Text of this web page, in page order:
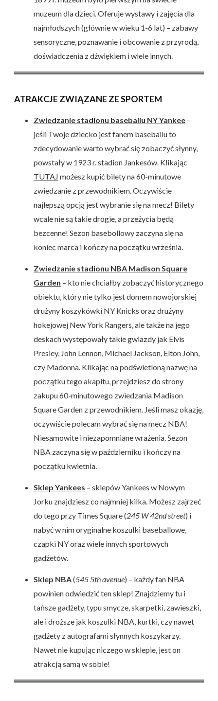
muzeum dla dzieci. Oferuje wystawy i zajęcia dla
najmłodszych (głównie w wieku 1-6 lat) – zabawy
sensoryczne, poznawanie i obcowanie z przyrodą,
doświadczenia z dźwiękiem i wiele innych.
Brooklyn Botanic Garden Muzeum Historii Naturalnej
ATRAKCJE ZWIĄZANE ZE SPORTEM
Zwiedzanie stadionu baseballu NY Yankee –
jeśli Twoje dziecko jest fanem baseballu to
zdecydowanie warto wybrać się zobaczyć słynny,
powstały w 1923 r. stadion Jankesów. Klikając
TUTAJ możesz kupić bilety na 60-minutowe
zwiedzanie z przewodnikiem. Oczywiście
najlepszą opcją jest wybranie się na mecz! Bilety
wcale nie są takie drogie, a przeżycia będą
bezcenne! Sezon basebollowy zaczyna się na
koniec marca i kończy na początku września.
Zwiedzanie stadionu NBA Madison Square
Garden – kto nie chciałby zobaczyć historycznego
obiektu, który nie tylko jest domem nowojorskiej
drużyny koszykówki NY Knicks oraz drużyny
hokejowej New York Rangers, ale także na jego
deskach występowały takie gwiazdy jak Elvis
Presley, John Lennon, Michael Jackson, Elton John,
czy Madonna. Klikając na podświetloną nazwę na
początku tego akapitu, przejdziesz do strony
zakupu 60-minutowego zwiedzania Madison
Square Garden z przewodnikiem. Jeśli masz okazję,
oczywiście polecam wybrać się na mecz NBA!
Niesamowite i niezapomniane wrażenia. Sezon
NBA zaczyna się w październiku i kończy na
początku kwietnia.
Sklep Yankees – sklepów Yankees w Nowym
Jorku znajdziesz co najmniej kilka. Możesz zajrzeć
do tego przy Times Square (245 W 42nd street) i
nabyć w nim oryginalne koszulki baseballowe,
czapki NY oraz wiele innych sportowych
gadżetów.
Sklep NBA(545 5th avenue) – każdy fan NBA
powinien odwiedzić ten sklep! Znajdziemy tu i
tańsze gadżety, typu smycze, skarpetki, zawieszki,
ale i droższe jak koszulki NBA, kurtki, czy nawet
gadżety z autografami słynnych koszykarzy.
Nawet nie kupując niczego w sklepie, jest on
atrakcją samą w sobie!